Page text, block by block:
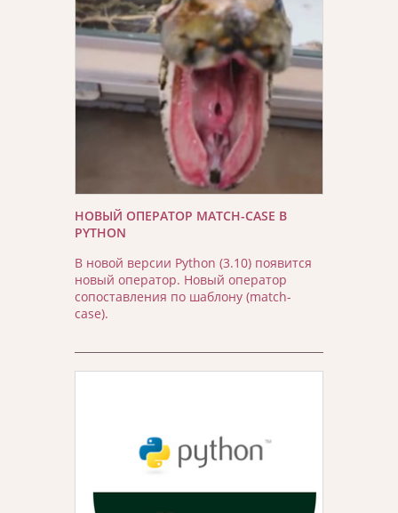
НОВЫЙ ОПЕРАТОР MATCH-CASE В
PYTHON
В новой версии Python (3.10) появится
новый оператор. Новый оператор
сопоставления по шаблону (match-
case).